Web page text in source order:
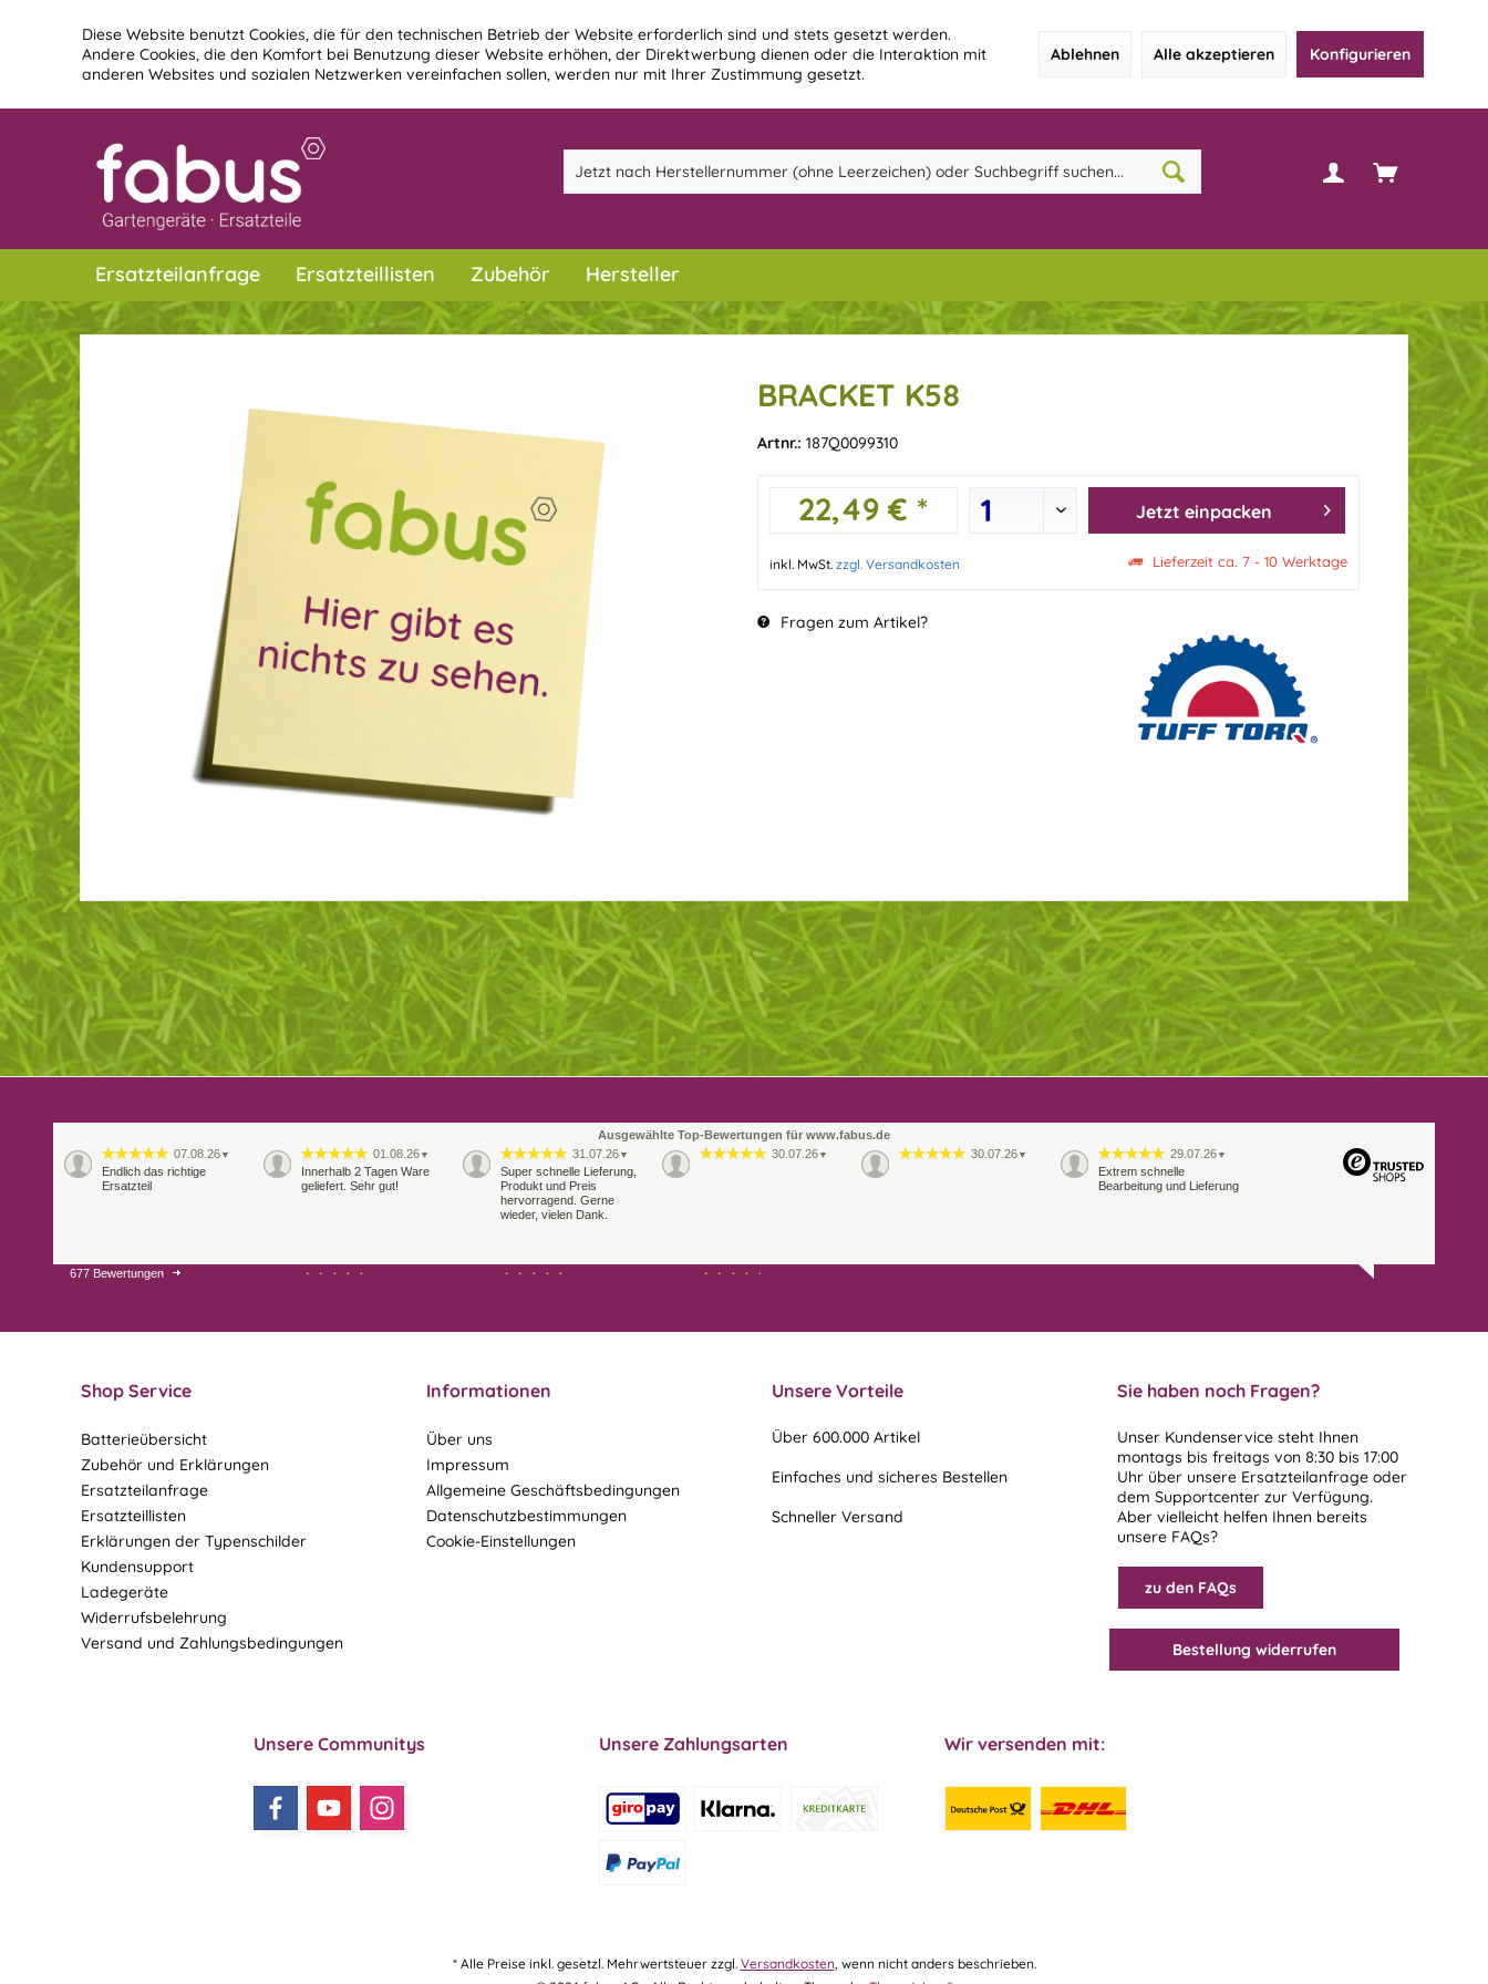
Diese Website benutzt Cookies, die für den technischen Betrieb der Website erforderlich sind und stets gesetzt werden.
Andere Cookies, die den Komfort bei Benutzung dieser Website erhöhen, der Direktwerbung dienen oder die Interaktion mit
anderen Websites und sozialen Netzwerken vereinfachen sollen, werden nur mit Ihrer Zustimmung gesetzt.
Ablehnen Alle akzeptieren Konfigurieren
Ersatzteilanfrage Ersatzteillisten Zubehör Hersteller
BRACKET K58
Artnr.: 187Q0099310
22,49 € * Jetzt einpacken
inkl. MwSt. zzgl. Versandkosten Lieferzeit ca. 7 - 10 Werktage
Fragen zum Artikel?
Ausgewählte Top-Bewertungen für www.fabus.de
07.08.26 ▼
Endlich das richtige
Ersatzteil
01.08.26 ▼
Innerhalb 2 Tagen Ware
geliefert. Sehr gut!
31.07.26 ▼
Super schnelle Lieferung,
Produkt und Preis
hervorragend. Gerne
wieder, vielen Dank.
30.07.26 ▼ 30.07.26 ▼ 29.07.26 ▼
Extrem schnelle
Bearbeitung und Lieferung
28.07.26
677 Bewertungen
Shop Service
Batterieübersicht
Zubehör und Erklärungen
Ersatzteilanfrage
Ersatzteillisten
Erklärungen der Typenschilder
Kundensupport
Ladegeräte
Widerrufsbelehrung
Versand und Zahlungsbedingungen
Informationen
Über uns
Impressum
Allgemeine Geschäftsbedingungen
Datenschutzbestimmungen
Cookie-Einstellungen
Unsere Vorteile
Über 600.000 Artikel
Einfaches und sicheres Bestellen
Schneller Versand
Sie haben noch Fragen?
Unser Kundenservice steht Ihnen
montags bis freitags von 8:30 bis 17:00
Uhr über unsere Ersatzteilanfrage oder
dem Supportcenter zur Verfügung.
Aber vielleicht helfen Ihnen bereits
unsere FAQs?
zu den FAQs
Bestellung widerrufen
Unsere Communitys Unsere Zahlungsarten Wir versenden mit:
* Alle Preise inkl. gesetzl. Mehrwertsteuer zzgl. Versandkosten, wenn nicht anders beschrieben.